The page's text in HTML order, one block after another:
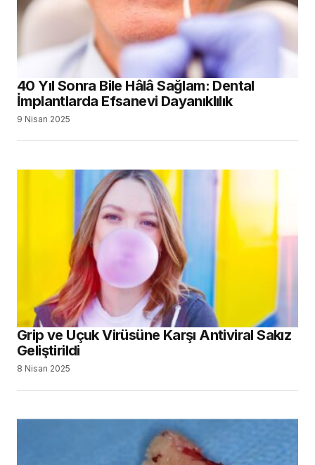
40 Yıl Sonra Bile Hâlâ Sağlam: Dental
İmplantlarda Efsanevi Dayanıklılık
9 Nisan 2025
Grip ve Uçuk Virüsüne Karşı Antiviral Sakız
Geliştirildi
8 Nisan 2025